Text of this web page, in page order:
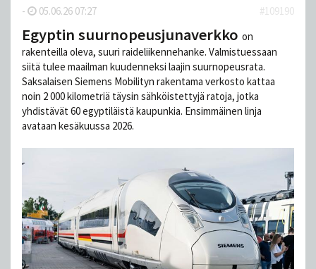
- 05.06.26 07:27 #109190
Egyptin suurnopeusjunaverkko on
rakenteilla oleva, suuri raideliikennehanke. Valmistuessaan
siitä tulee maailman kuudenneksi laajin suurnopeusrata.
Saksalaisen Siemens Mobilityn rakentama verkosto kattaa
noin 2 000 kilometriä täysin sähköistettyjä ratoja, jotka
yhdistävät 60 egyptiläistä kaupunkia. Ensimmäinen linja
avataan kesäkuussa 2026.